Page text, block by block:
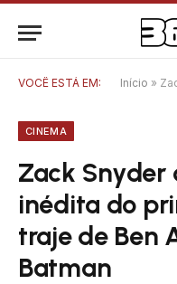
VOCÊ ESTÁ EM: Início » Zack
CINEMA
Zack
inédita do
traje de Ben
Batman